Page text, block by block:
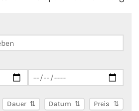
Dauer Datum Preis